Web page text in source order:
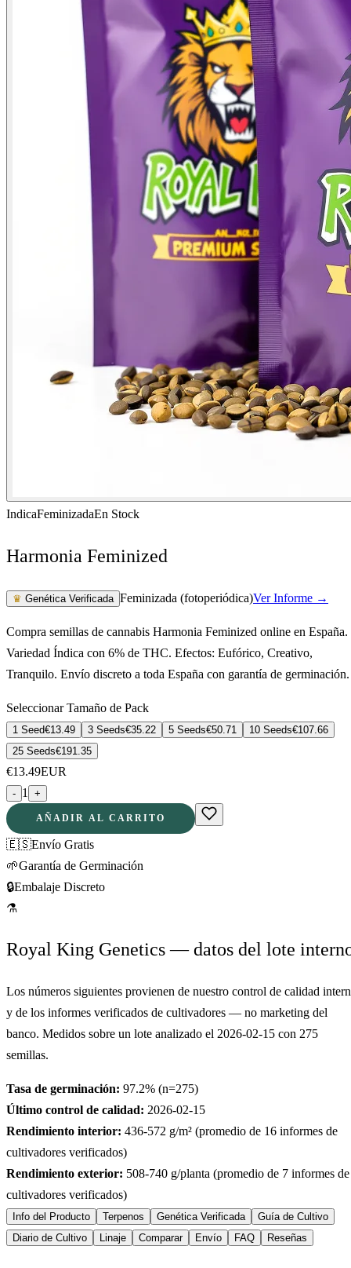
IndicaFeminizadaEn Stock
Harmonia Feminized
♛ Genética Verificada Feminizada (fotoperiódica)Ver Informe →
Compra semillas de cannabis Harmonia Feminized online en España.
Variedad Índica con 6% de THC. Efectos: Eufórico, Creativo,
Tranquilo. Envío discreto a toda España con garantía de germinación.
Seleccionar Tamaño de Pack
1 Seed€13.49 3 Seeds€35.22 5 Seeds€50.71 10 Seeds€107.66
25 Seeds€191.35
€13.49EUR
- 1 +
AÑADIR AL CARRITO
🇪🇸Envío Gratis
🌱Garantía de Germinación
🔒Embalaje Discreto
⚗
Royal King Genetics — datos del lote
Los números siguientes provienen de nuestro control de calidad
y de los informes verificados de cultivadores — no marketing del
banco. Medidos sobre un lote analizado el 2026-02-15 con 275
semillas.
Tasa de germinación: 97.2% (n=275)
Último control de calidad: 2026-02-15
Rendimiento interior: 436-572 g/m² (promedio de 16 informes de
cultivadores verificados)
Rendimiento exterior: 508-740 g/planta (promedio de 7 informes de
cultivadores verificados)
Info del Producto Terpenos Genética Verificada
Guía de Cultivo
Diario de Cultivo
Linaje Comparar Envío FAQ Reseñas